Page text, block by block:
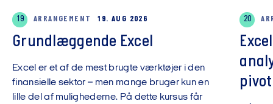
19 ARRANGEMENT 19. AUG 2026
Grundlæggende Excel
Excel er et af de mest brugte værktøjer i den
finansielle sektor – men mange bruger kun en
lille del af mulighederne. På dette kursus får
20